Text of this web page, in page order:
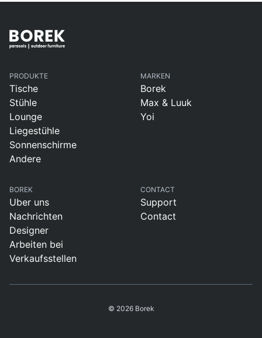
PRODUKTE
Tische
Stühle
Lounge
Liegestühle
Sonnenschirme
Andere
MARKEN
Borek
Max & Luuk
Yoi
BOREK
Uber uns
Nachrichten
Designer
Arbeiten bei
Verkaufsstellen
CONTACT
Support
Contact
© 2026 Borek